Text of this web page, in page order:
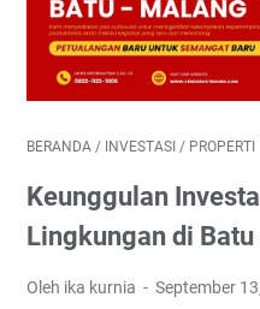
BERANDA / INVESTASI / PROPERTI
Keunggulan
Lingkungan di Batu
Oleh ika kurnia September